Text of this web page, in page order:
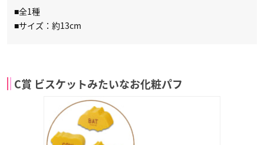
■全1種
■サイズ：約13cm
C賞 ビスケットみたいなお化粧パフ